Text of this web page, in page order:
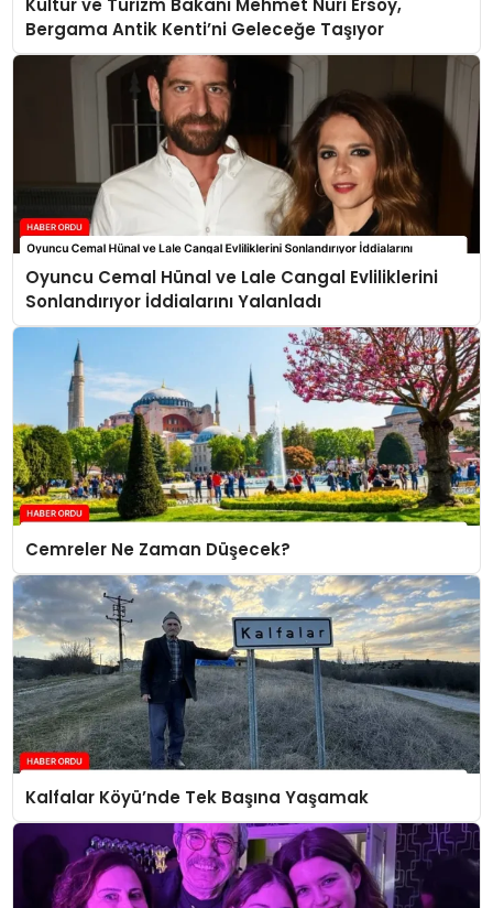
Bergama Antik Kenti’ni Geleceğe Taşıyor
Oyuncu Cemal Hünal ve Lale Cangal Evliliklerini
Sonlandırıyor İddialarını Yalanladı
Cemreler Ne Zaman Düşecek?
Kalfalar Köyü’nde Tek Başına Yaşamak